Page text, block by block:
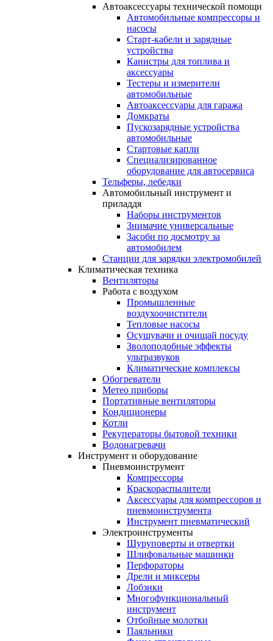
Автоаксессуары технической помощи
Автомобильные компрессоры и
насосы
Старт-кабели и зарядные
устройства
Канистры для топлива и
аксессуары
Тестеры и измерители
автомобильные
Автоаксессуары для гаража
Домкраты
Пускозарядные устройства
автомобильные
Стартовые капли
Специализированное
оборудование для автосервиса
Тельферы, лебедки
Автомобильный инструмент и
приладдя
Наборы инструментов
Знимачие универсальные
Засоби по досмотру за
автомобилем
Станции для зарядки электромобилей
Климатическая техника
Вентиляторы
Работа с воздухом
Промышленные
воздухоочистители
Тепловые насосы
Осушувачи и очищай посуду
Зволоподобные эффекты
ультразвуков
Климатические комплексы
Обогреватели
Метео приборы
Портативные вентиляторы
Кондиционеры
Котли
Рекуператоры бытовой техники
Водонагревачи
Инструмент и оборудование
Пневмоинструмент
Компрессоры
Краскораспылители
Аксессуары для компрессоров и
пневмоинструмента
Инструмент пневматический
Электроинструменты
Шуруповерты и отвертки
Шлифовальные машинки
Перфораторы
Дрели и миксеры
Лобзики
Многофункциональный
инструмент
Отбойные молотки
Паяльники